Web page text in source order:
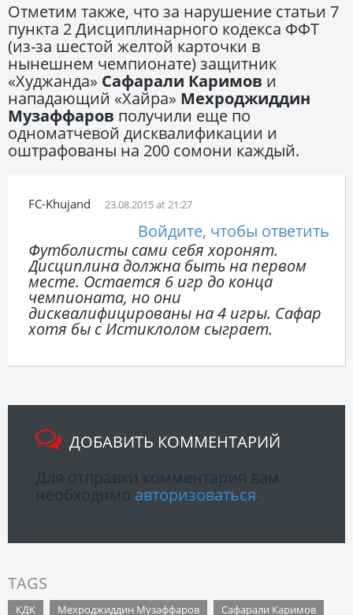
Отметим также, что за нарушение статьи 7
пункта 2 Дисциплинарного кодекса ФФТ
(из-за шестой желтой карточки в
нынешнем чемпионате) защитник
«Худжанда» Сафарали Каримов и
нападающий «Хайра» Мехроджиддин
Музаффаров получили еще по
одноматчевой дисквалификации и
оштрафованы на 200 сомони каждый.
FC-Khujand 23.08.2015 at 21:27
Войдите, чтобы ответить
Футболисты сами себя хоронят.
Дисциплина должна быть на первом
месте. Остается 6 игр до конца
чемпионата, но они
дисквалифицированы на 4 игры. Сафар
хотя бы с Истиклолом сыграет.
ДОБАВИТЬ КОММЕНТАРИЙ
авторизоваться
TAGS
КДК Мехроджиддин Музаффаров Сафарали Каримов